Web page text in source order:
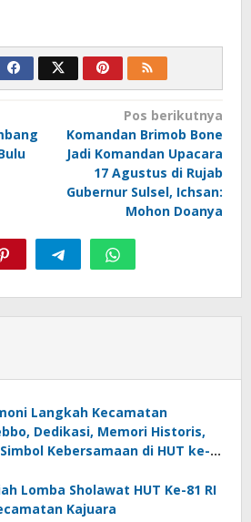
Pos berikutnya
Komandan Brimob Bone
Jadi Komandan Upacara
17 Agustus di Rujab
Gubernur Sulsel, Ichsan:
Mohon Doanya
Langkah Kecamatan
Dedikasi, Memori Historis,
Kebersamaan di HUT ke-
Lomba Sholawat HUT Ke-81 RI
Kajuara